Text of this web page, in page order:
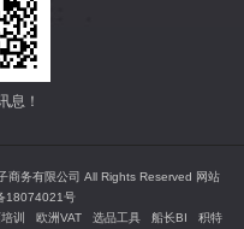
息！
务有限公司 All Rights Reserved 网站
18074021号
训 欧洲VAT 选品工具 船长BI 积特